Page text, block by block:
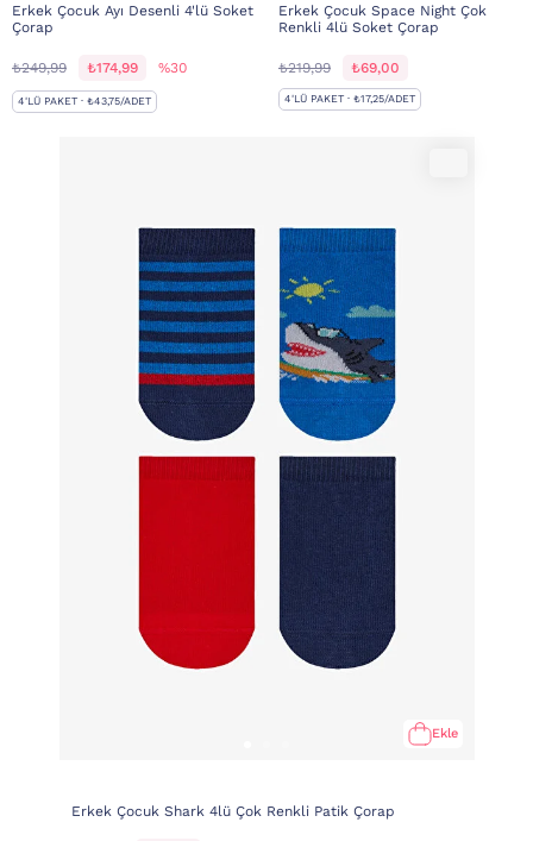
Erkek Çocuk Ayı Desenli 4'lü Soket
Çorap
₺249,99 ₺174,99 %30
4'LÜ PAKET · ₺43,75/ADET
Erkek Çocuk Space Night Çok
Renkli 4lü Soket Çorap
₺219,99 ₺69,00
4'LÜ PAKET · ₺17,25/ADET
Ekle
Erkek Çocuk Shark 4lü Çok Renkli Patik Çorap